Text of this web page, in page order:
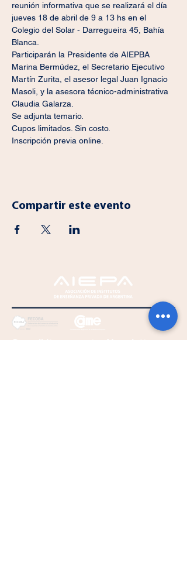
reunión informativa que se realizará el día
jueves 18 de abril de 9 a 13 hs en el
Colegio del Solar - Darregueira 45, Bahía
Blanca.
Participarán la Presidente de AIEPBA
Marina Bermúdez, el Secretario Ejecutivo
Martín Zurita, el asesor legal Juan Ignacio
Masoli, y la asesora técnico-administrativa
Claudia Galarza.
Se adjunta temario.
Cupos limitados. Sin costo.
Inscripción previa online.
Compartir este evento
Suscribite a nuestro Newsletter